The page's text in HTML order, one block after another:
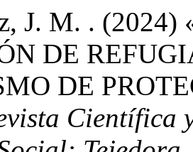
J. M. .
DE
DE
Científica